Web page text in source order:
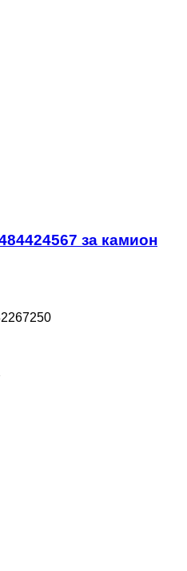
за камион